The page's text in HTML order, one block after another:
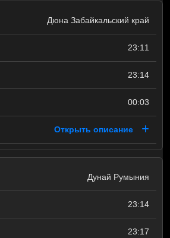
Дюна Забайкальский край
23:11
23:14
00:03
Открыть описание
Дунай Румыния
23:14
23:17